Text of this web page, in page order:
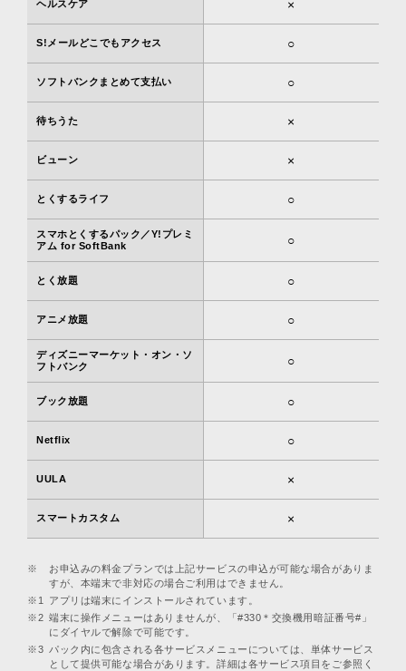
ヘルスケア ×
S!メールどこでもアクセス ○
ソフトバンクまとめて支払い ○
待ちうた ×
ビューン ×
とくするライフ ○
スマホとくするパック／Y!プレミ
アム for SoftBank
○
とく放題 ○
アニメ放題 ○
ディズニーマーケット・オン・ソ
フトバンク
○
ブック放題 ○
Netflix ○
UULA ×
スマートカスタム ×
※
お申込みの料金プランでは上記サービスの申込が可能な場合がありま
すが、本端末で非対応の場合ご利用はできません。
※1
アプリは端末にインストールされています。
※2 端末に操作メニューはありませんが、「#330＊交換機用暗証番号#」
にダイヤルで解除で可能です。
※3 パック内に包含される各サービスメニューについては、単体サービス
として提供可能な場合があります。詳細は各サービス項目をご参照く